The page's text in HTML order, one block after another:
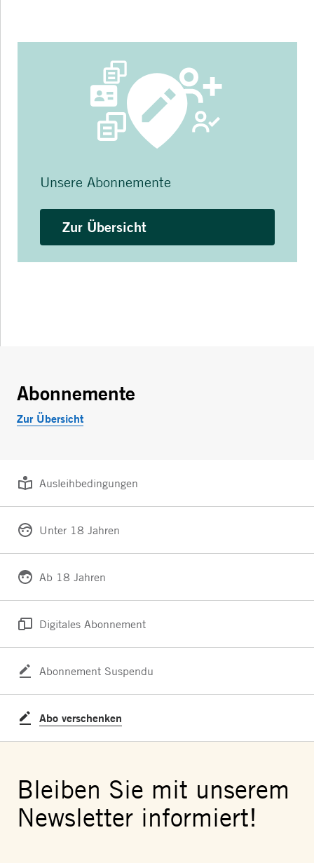
Abonnemente
Zur Übersicht
Ausleihbedingungen
Unter 18 Jahren
Ab 18 Jahren
Digitales Abonnement
Abonnement Suspendu
Abo verschenken
Unsere Abonnemente
Zur Übersicht
Bleiben Sie mit unserem
Newsletter informiert!